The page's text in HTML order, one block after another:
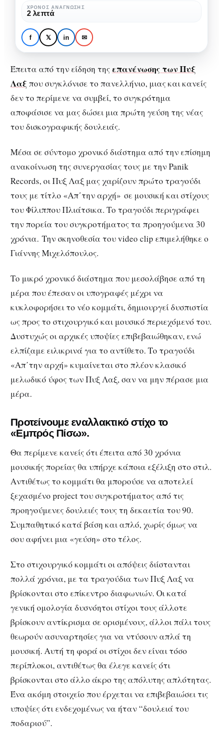
ΜΟΥΣΙΚΉ ΠΡΟΣΩΠΙΚΆ
«Απ΄την αρχή»:
Ακούσαμε το καινούριο
κομμάτι των Πυξ Λαξ
καινούριο
κομμάτι
των
Πυξ
ΧΡΌΝΟΣ ΑΝΆΓΝΩΣΗΣ
2 λεπτά
f 𝕏 in ✉
Έπειτα από την είδηση τηςεπανένωσης των Πυξ
Λαξ που συγκλόνισε το πανελλήνιο, μιας και κανείς
δεν το περίμενε να συμβεί, το συγκρότημα
αποφάσισε να μας δώσει μια πρώτη γεύση της νέας
του δισκογραφικής δουλειάς.
Μέσα σε σύντομο χρονικό διάστημα από την επίσημη
ανακοίνωση της συνεργασίας τους με την Panik
Records, οι Πυξ Λαξ μας χαρίζουν πρώτο τραγούδι
τους με τίτλο «Απ΄την αρχή» σε μουσική και στίχους
του Φίλιππου Πλιάτσικα. Το τραγούδι περιγράφει
την πορεία του συγκροτήματος τα προηγούμενα 30
χρόνια. Την σκηνοθεσία του video clip επιμελήθηκε ο
Γιάννης Μιχελόπουλος.
Το μικρό χρονικό διάστημα που μεσολάβησε από τη
μέρα που έπεσαν οι υπογραφές μέχρι να
κυκλοφορήσει το νέο κομμάτι, δημιουργεί δυσπιστία
ως προς το στιχουργικό και μουσικό περιεχόμενό του.
Δυστυχώς οι αρχικές υποψίες επιβεβαιώθηκαν, ενώ
ελπίζαμε ειλικρινά για το αντίθετο. Το τραγούδι
«Απ΄την αρχή» κυμαίνεται στο πλέον κλασικό
μελωδικό ύφος των Πυξ Λαξ, σαν να μην πέρασε μια
μέρα.
Προτείνουμε εναλλακτικό στίχο το
«Εμπρός Πίσω».
Θα περίμενε κανείς ότι έπειτα από 30 χρόνια
μουσικής πορείας θα υπήρχε κάποια εξέλιξη στο στιλ.
Αντιθέτως το κομμάτι θα μπορούσε να αποτελεί
ξεχασμένο project του συγκροτήματος από τις
προηγούμενες δουλειές τους τη δεκαετία του 90.
Συμπαθητικό κατά βάση και απλό, χωρίς όμως να
σου αφήνει μια «γεύση» στο τέλος.
Στο στιχουργικό κομμάτι οι απόψεις διίστανται
πολλά χρόνια, με τα τραγούδια των Πυξ Λαξ να
βρίσκονται στο επίκεντρο διαφωνιών. Οι κατά
γενική ομολογία δυσνόητοι στίχοι τους άλλοτε
βρίσκουν αντίκρισμα σε ορισμένους, άλλοι πάλι τους
θεωρούν ασυναρτησίες για να ντύσουν απλά τη
μουσική. Αυτή τη φορά οι στίχοι δεν είναι τόσο
περίπλοκοι, αντιθέτως θα έλεγε κανείς ότι
βρίσκονται στο άλλο άκρο της απόλυτης απλότητας.
Ένα ακόμη στοιχείο που έρχεται να επιβεβαιώσει τις
υποψίες ότι ενδεχομένως να ήταν “δουλειά του
ποδαριού”.